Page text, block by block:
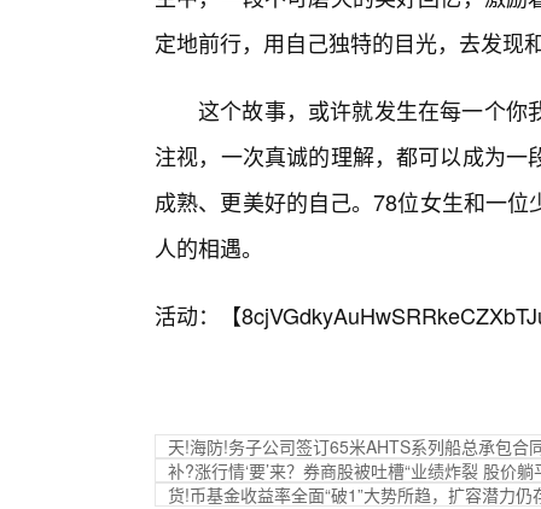
定地前行，用自己独特的目光，去发现
这个故事，或许就发生在每一个你
注视，一次真诚的理解，都可以成为
成熟、更美好的自己。78位女生和一
人的相遇。
活动：【
天!海防!务子公司签订65米AHTS系列船总承包合
补?涨行情‘要’来？券商股被吐槽“业绩炸裂 股价
货!币基金收益率全面“破1”大势所趋，扩容潜力仍